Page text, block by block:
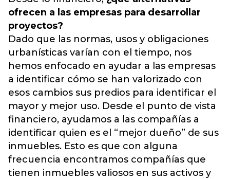
ofrecen a las empresas para desarrollar
proyectos?
Dado que las normas, usos y obligaciones
urbanísticas varían con el tiempo, nos
hemos enfocado en ayudar a las empresas
a identificar cómo se han valorizado con
esos cambios sus predios para identificar el
mayor y mejor uso. Desde el punto de vista
financiero, ayudamos a las compañías a
identificar quien es el “mejor dueño” de sus
inmuebles. Esto es que con alguna
frecuencia encontramos compañías que
tienen inmuebles valiosos en sus activos y